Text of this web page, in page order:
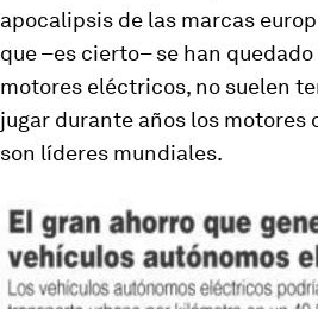
apocalipsis de las marcas
que –es cierto– se han
motores eléctricos, no suelen
jugar durante años los
son líderes mundiales.